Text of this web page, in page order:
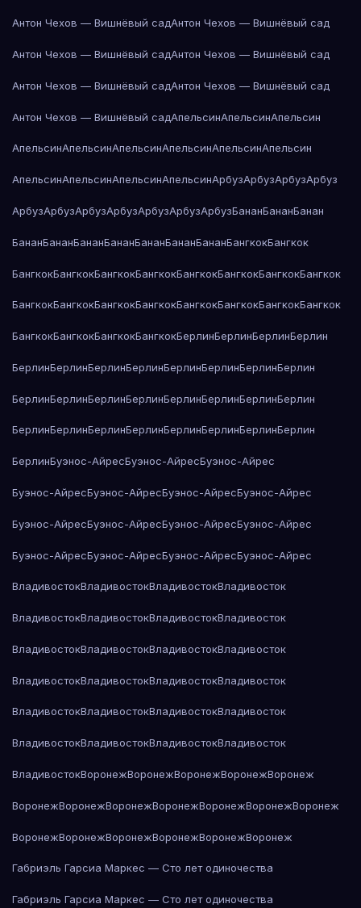
Антон Чехов — Вишнёвый садАнтон Чехов — Вишнёвый сад
Антон Чехов — Вишнёвый садАнтон Чехов — Вишнёвый сад
Антон Чехов — Вишнёвый садАнтон Чехов — Вишнёвый сад
Антон Чехов — Вишнёвый садАпельсинАпельсинАпельсин
АпельсинАпельсинАпельсинАпельсинАпельсинАпельсин
АпельсинАпельсинАпельсинАпельсинАрбузАрбузАрбузАрбуз
АрбузАрбузАрбузАрбузАрбузАрбузАрбузБананБананБанан
БананБананБананБананБананБананБананБангкокБангкок
БангкокБангкокБангкокБангкокБангкокБангкокБангкокБангкок
БангкокБангкокБангкокБангкокБангкокБангкокБангкокБангкок
БангкокБангкокБангкокБангкокБерлинБерлинБерлинБерлин
БерлинБерлинБерлинБерлинБерлинБерлинБерлинБерлин
БерлинБерлинБерлинБерлинБерлинБерлинБерлинБерлин
БерлинБерлинБерлинБерлинБерлинБерлинБерлинБерлин
БерлинБуэнос-АйресБуэнос-АйресБуэнос-Айрес
Буэнос-АйресБуэнос-АйресБуэнос-АйресБуэнос-Айрес
Буэнос-АйресБуэнос-АйресБуэнос-АйресБуэнос-Айрес
Буэнос-АйресБуэнос-АйресБуэнос-АйресБуэнос-Айрес
ВладивостокВладивостокВладивостокВладивосток
ВладивостокВладивостокВладивостокВладивосток
ВладивостокВладивостокВладивостокВладивосток
ВладивостокВладивостокВладивостокВладивосток
ВладивостокВладивостокВладивостокВладивосток
ВладивостокВладивостокВладивостокВладивосток
ВладивостокВоронежВоронежВоронежВоронежВоронеж
ВоронежВоронежВоронежВоронежВоронежВоронежВоронеж
ВоронежВоронежВоронежВоронежВоронежВоронеж
Габриэль Гарсиа Маркес — Сто лет одиночества
Габриэль Гарсиа Маркес — Сто лет одиночества